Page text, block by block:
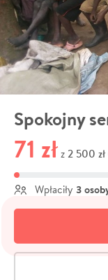
Spokojny
71 zł z 2 500
Wpłaciły 3